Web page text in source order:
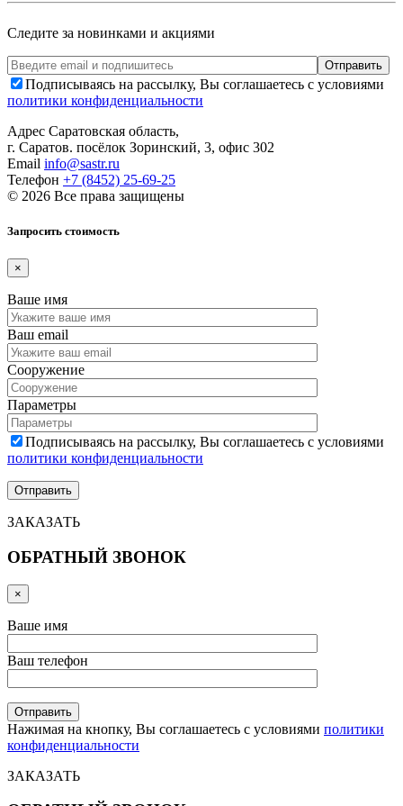
Следите за новинками и акциями
Подписываясь на рассылку, Вы соглашаетесь с условиями
политики конфиденциальности
Адрес Саратовская область,
г. Саратов. посёлок Зоринский, 3, офис 302
Email info@sastr.ru
Телефон +7 (8452) 25-69-25
© 2026 Все права защищены
Запросить стоимость
×
Ваше имя
Ваш email
Сооружение
Параметры
Подписываясь на рассылку, Вы соглашаетесь с условиями
политики конфиденциальности
ЗАКАЗАТЬ
ОБРАТНЫЙ ЗВОНОК
×
Ваше имя
Ваш телефон
Нажимая на кнопку, Вы соглашаетесь с условиями политики
конфиденциальности
ЗАКАЗАТЬ